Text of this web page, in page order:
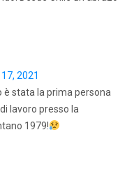
2021
è stata la prima persona
lavoro presso la
1979!